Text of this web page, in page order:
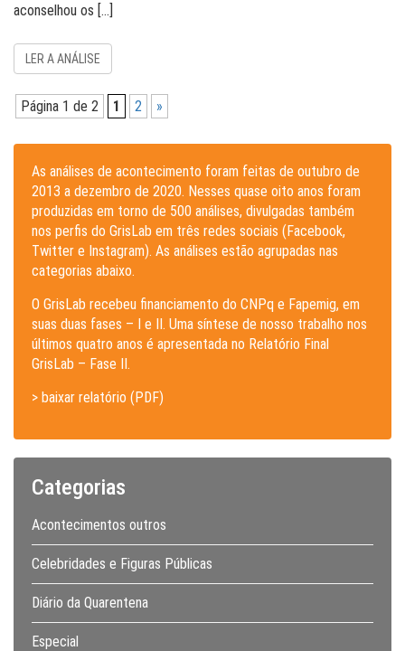
aconselhou os […]
LER A ANÁLISE
Página 1 de 2 1 2 »
As análises de acontecimento foram feitas de outubro de
2013 a dezembro de 2020. Nesses quase oito anos foram
produzidas em torno de 500 análises, divulgadas também
nos perfis do GrisLab em três redes sociais (Facebook,
Twitter e Instagram). As análises estão agrupadas nas
categorias abaixo.
O GrisLab recebeu financiamento do CNPq e Fapemig, em
suas duas fases – I e II. Uma síntese de nosso trabalho nos
últimos quatro anos é apresentada no Relatório Final
GrisLab – Fase II.
> baixar relatório (PDF)
Categorias
Acontecimentos outros
Celebridades e Figuras Públicas
Diário da Quarentena
Especial